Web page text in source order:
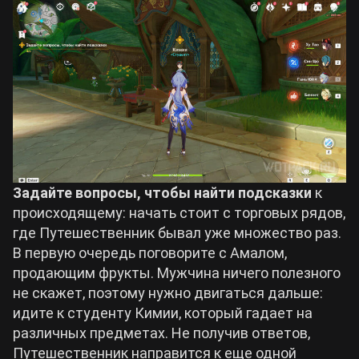
Задайте вопросы, чтобы найти подсказки к
происходящему: начать стоит с торговых рядов,
где Путешественник бывал уже множество раз.
В первую очередь поговорите с Амалом,
продающим фрукты. Мужчина ничего полезного
не скажет, поэтому нужно двигаться дальше:
идите к студенту Кимии, который гадает на
различных предметах. Не получив ответов,
Путешественник направится к еще одной